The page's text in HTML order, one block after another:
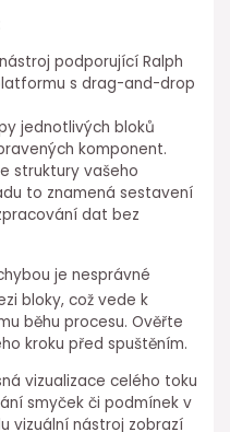
podporující Ralph
s drag-and-drop
jednotlivých bloků
komponent.
struktury vašeho
to ⁤znamená sestavení
dat bez
je nesprávné
bloky, ⁣což vede k
běhu procesu. Ověřte
kroku před spuštěním.
vizualizace celého toku
smyček či podmínek v
vizuální nástroj zobrazí